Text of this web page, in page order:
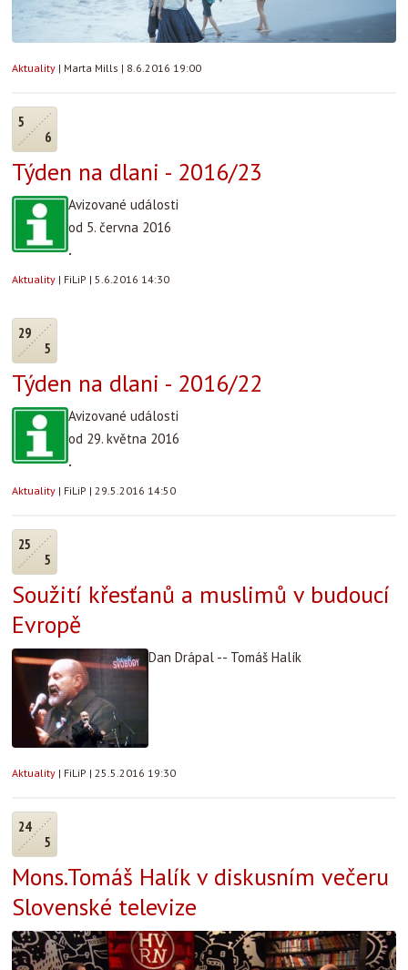
Aktuality | Marta Mills | 8.6.2016 19:00
5
6
Týden na dlani - 2016/23
Avizované události
od 5. června 2016
.
Aktuality | FiLiP | 5.6.2016 14:30
29
5
Týden na dlani - 2016/22
Avizované události
od 29. května 2016
.
Aktuality | FiLiP | 29.5.2016 14:50
25
5
Soužití křesťanů a muslimů v budoucí
Evropě
Dan Drápal -- Tomáš Halík
Aktuality | FiLiP | 25.5.2016 19:30
24
5
Mons.Tomáš Halík v diskusním večeru
Slovenské televize